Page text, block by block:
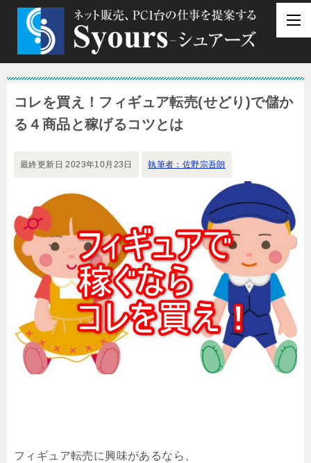
コレを買え！フィギュア転売(せどり)で儲か
る４商品と稼げるコツとは
最終更新日2023年10月23日 執筆者：佐野宗吾朗
フィギュア転売に興味があるなら、